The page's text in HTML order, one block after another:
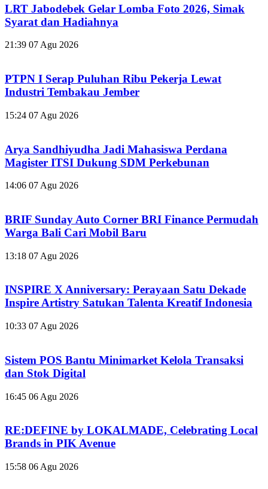
LRT Jabodebek Gelar Lomba Foto 2026, Simak
Syarat dan Hadiahnya
21:39 07 Agu 2026
PTPN I Serap Puluhan Ribu Pekerja Lewat
Industri Tembakau Jember
15:24 07 Agu 2026
Arya Sandhiyudha Jadi Mahasiswa Perdana
Magister ITSI Dukung SDM Perkebunan
14:06 07 Agu 2026
BRIF Sunday Auto Corner BRI Finance Permudah
Warga Bali Cari Mobil Baru
13:18 07 Agu 2026
INSPIRE X Anniversary: Perayaan Satu Dekade
Inspire Artistry Satukan Talenta Kreatif Indonesia
10:33 07 Agu 2026
Sistem POS Bantu Minimarket Kelola Transaksi
dan Stok Digital
16:45 06 Agu 2026
RE:DEFINE by LOKALMADE, Celebrating Local
Brands in PIK Avenue
15:58 06 Agu 2026